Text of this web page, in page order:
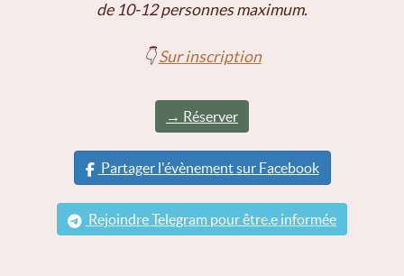
de 10-12 personnes maximum.
👇Sur inscription
→ Réserver
Partager l'évènement sur Facebook
Rejoindre Telegram pour être.e informée